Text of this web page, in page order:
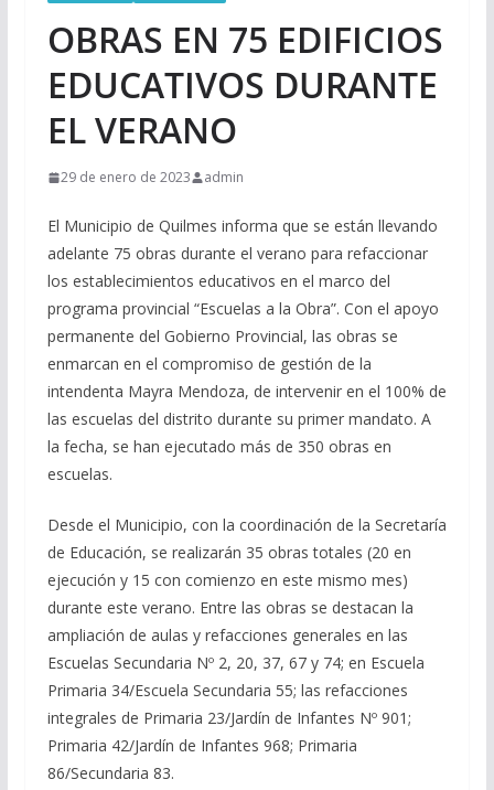
OBRAS EN 75 EDIFICIOS
EDUCATIVOS DURANTE
EL VERANO
29 de enero de 2023 admin
El Municipio de Quilmes informa que se están llevando
adelante 75 obras durante el verano para refaccionar
los establecimientos educativos en el marco del
programa provincial “Escuelas a la Obra”. Con el apoyo
permanente del Gobierno Provincial, las obras se
enmarcan en el compromiso de gestión de la
intendenta Mayra Mendoza, de intervenir en el 100% de
las escuelas del distrito durante su primer mandato. A
la fecha, se han ejecutado más de 350 obras en
escuelas.
Desde el Municipio, con la coordinación de la Secretaría
de Educación, se realizarán 35 obras totales (20 en
ejecución y 15 con comienzo en este mismo mes)
durante este verano. Entre las obras se destacan la
ampliación de aulas y refacciones generales en las
Escuelas Secundaria Nº 2, 20, 37, 67 y 74; en Escuela
Primaria 34/Escuela Secundaria 55; las refacciones
integrales de Primaria 23/Jardín de Infantes Nº 901;
Primaria 42/Jardín de Infantes 968; Primaria
86/Secundaria 83.